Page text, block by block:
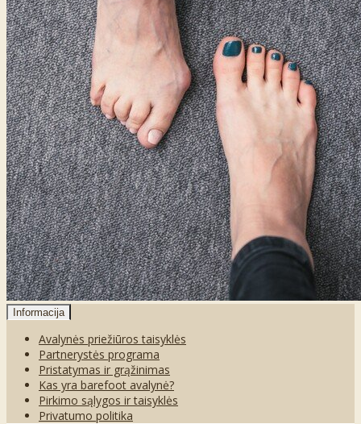
Informacija
Avalynės priežiūros taisyklės
Partnerystės programa
Pristatymas ir grąžinimas
Kas yra barefoot avalynė?
Pirkimo sąlygos ir taisyklės
Privatumo politika